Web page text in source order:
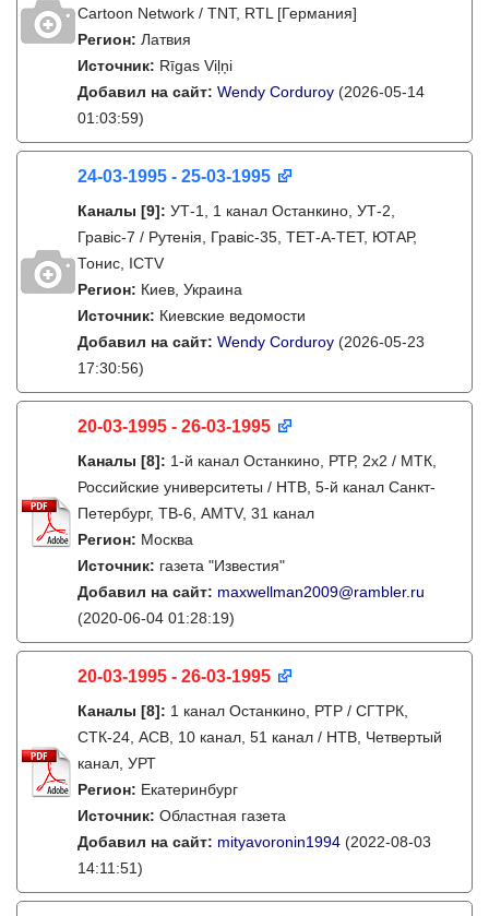
Cartoon Network / TNT, RTL [Германия]
Регион: Латвия
Источник: Rīgas Viļņi
Добавил на сайт: Wendy Corduroy (2026-05-14
01:03:59)
24-03-1995 - 25-03-1995
Каналы [9]: УТ-1, 1 канал Останкино, УТ-2,
Гравіс-7 / Рутенія, Гравіс-35, ТЕТ-А-ТЕТ, ЮТАР,
Тонис, ICTV
Регион: Киев, Украина
Источник: Киевские ведомости
Добавил на сайт: Wendy Corduroy (2026-05-23
17:30:56)
20-03-1995 - 26-03-1995
Каналы [8]: 1-й канал Останкино, РТР, 2х2 / МТК,
Российские университеты / НТВ, 5-й канал Санкт-
Петербург, ТВ-6, AMTV, 31 канал
Регион: Москва
Источник: газета "Известия"
Добавил на сайт: maxwellman2009@rambler.ru
(2020-06-04 01:28:19)
20-03-1995 - 26-03-1995
Каналы [8]: 1 канал Останкино, РТР / СГТРК,
СТК-24, АСВ, 10 канал, 51 канал / НТВ, Четвертый
канал, УРТ
Регион: Екатеринбург
Источник: Областная газета
Добавил на сайт: mityavoronin1994 (2022-08-03
14:11:51)